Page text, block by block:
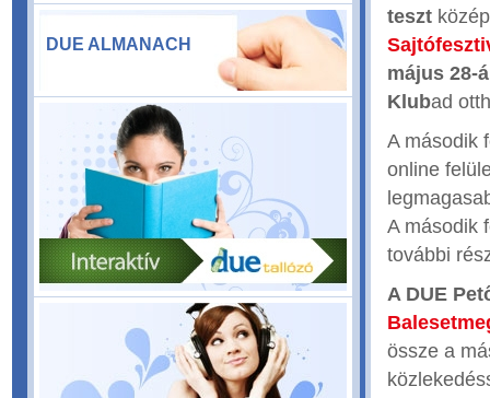
DUE ALMANACH
teszt
május 28-
Klubad
A második
online
A második
további
A DUE
össze a